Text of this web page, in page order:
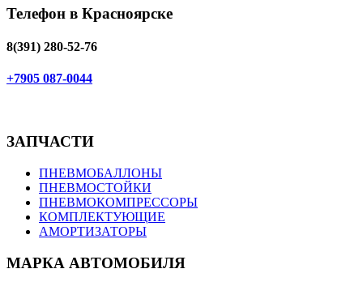
Телефон в Красноярске
8(391) 280-52-76
+7905 087-0044
ЗАПЧАСТИ
ПНЕВМОБАЛЛОНЫ
ПНЕВМОСТОЙКИ
ПНЕВМОКОМПРЕССОРЫ
КОМПЛЕКТУЮЩИЕ
АМОРТИЗАТОРЫ
МАРКА АВТОМОБИЛЯ